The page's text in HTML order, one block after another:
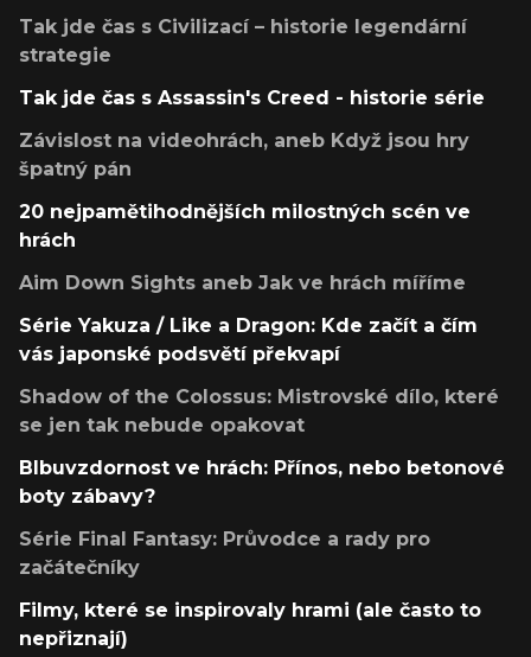
Tak jde čas s Civilizací – historie legendární
strategie
Tak jde čas s Assassin's Creed - historie série
Závislost na videohrách, aneb Když jsou hry
špatný pán
20 nejpamětihodnějších milostných scén ve
hrách
Aim Down Sights aneb Jak ve hrách míříme
Série Yakuza / Like a Dragon: Kde začít a čím
vás japonské podsvětí překvapí
Shadow of the Colossus: Mistrovské dílo, které
se jen tak nebude opakovat
Blbuvzdornost ve hrách: Přínos, nebo betonové
boty zábavy?
Série Final Fantasy: Průvodce a rady pro
začátečníky
Filmy, které se inspirovaly hrami (ale často to
nepřiznají)